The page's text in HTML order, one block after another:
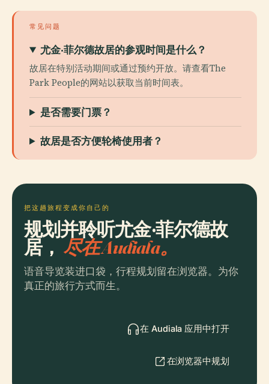
常见问题
尤金·菲尔德故居的参观时间是什么？
故居在特别活动期间或通过预约开放。请查看The
Park People的网站以获取当前时间表。
是否需要门票？
故居是否方便轮椅使用者？
把这趟旅程变成你自己的
规划并聆听尤金·菲尔德故
居， 尽在 Audiala。
语音导览装进口袋，行程规划留在浏览器。为你
真正的旅行方式而生。
在 Audiala 应用中打开
在浏览器中规划